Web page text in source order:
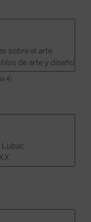
4)